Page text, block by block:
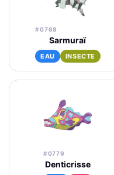
#0768
Sarmuraï
EAU INSECTE
#0779
Denticrisse